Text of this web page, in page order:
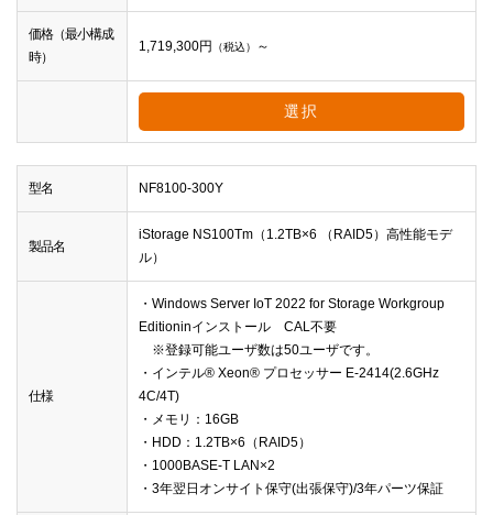
価格（最小構成
時）
1,719,300円 （税込） ～
選択
型名 NF8100-300Y
製品名
iStorage NS100Tm（1.2TB×6 （RAID5）高性能モデ
ル）
仕様
・Windows Server IoT 2022 for Storage Workgroup
Editioninインストール CAL不要
※登録可能ユーザ数は50ユーザです。
・インテル® Xeon® プロセッサー E-2414(2.6GHz
4C/4T)
・メモリ：16GB
・HDD：1.2TB×6（RAID5）
・1000BASE-T LAN×2
・3年翌日オンサイト保守(出張保守)/3年パーツ保証